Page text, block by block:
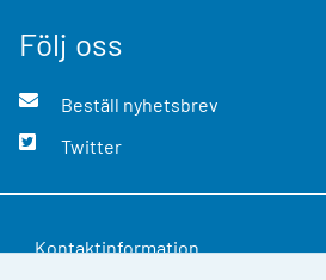
Följ oss
Beställ nyhetsbrev
Twitter
Kontaktinformation